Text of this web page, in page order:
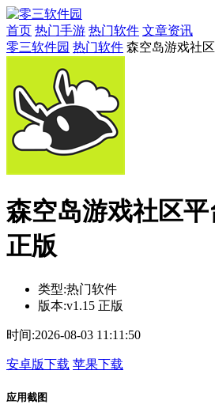
首页 热门手游 热门软件 文章资讯
零三软件园 热门软件 森空岛游戏社
森空岛游戏社区平
正版
类型:热门软件
版本:v1.15 正版
时间:2026-08-03 11:11:50
安卓版下载 苹果下载
应用截图